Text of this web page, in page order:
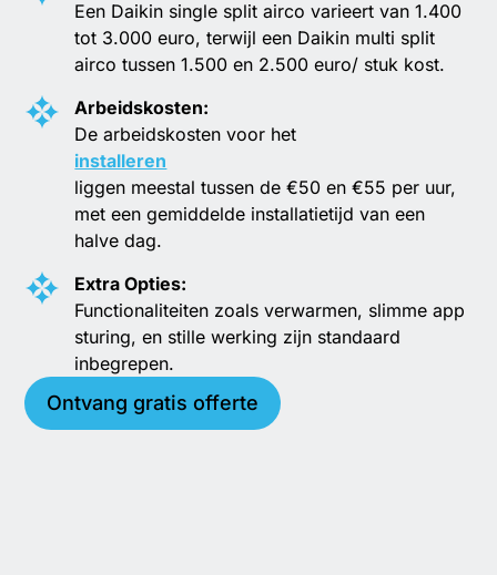
Een Daikin single split airco varieert van 1.400
tot 3.000 euro, terwijl een Daikin multi split
airco tussen 1.500 en 2.500 euro/ stuk kost.
Arbeidskosten:
De arbeidskosten voor het
installeren
liggen meestal tussen de €50 en €55 per uur,
met een gemiddelde installatietijd van een
halve dag.
Extra Opties:
Functionaliteiten zoals verwarmen, slimme app
sturing, en stille werking zijn standaard
inbegrepen.
Ontvang gratis offerte